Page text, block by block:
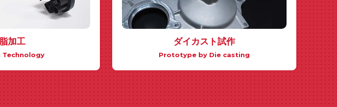
加工
Technology
ダイカスト試作
Prototype by Die casting